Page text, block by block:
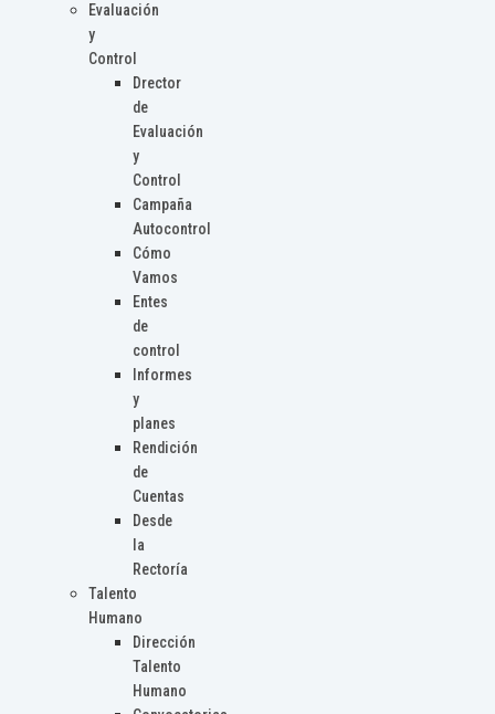
Evaluación
y
Control
Drector
de
Evaluación
y
Control
Campaña
Autocontrol
Cómo
Vamos
Entes
de
control
Informes
y
planes
Rendición
de
Cuentas
Desde
la
Rectoría
Talento
Humano
Dirección
Talento
Humano